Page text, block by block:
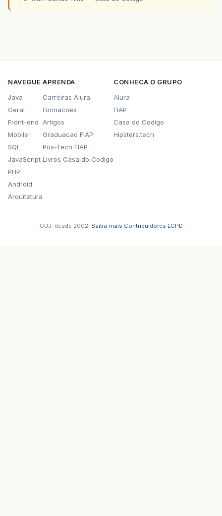
NAVEGUE
Java
Geral
Front-end
Mobile
SQL
JavaScript
PHP
Android
Arquitetura
APRENDA
Carreiras Alura
Formacoes
Artigos
Graduacao FIAP
Pos-Tech FIAP
Livros Casa do Codigo
CONHECA O GRUPO
Alura
FIAP
Casa do Codigo
Hipsters.tech
GUJ: desde 2002. Saiba mais Contribuidores LGPD